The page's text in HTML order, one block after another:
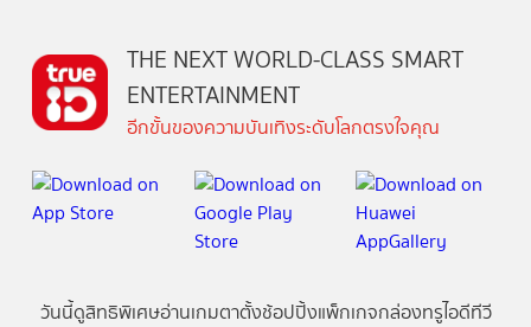
THE NEXT WORLD-CLASS SMART
ENTERTAINMENT
อีกขั้นของความบันเทิงระดับโลกตรงใจคุณ
วันนี้ดูสิทธิพิเศษอ่านเกมตาตั้งช้อปปิ้งแพ็กเกจกล่องทรูไอดีทีวี